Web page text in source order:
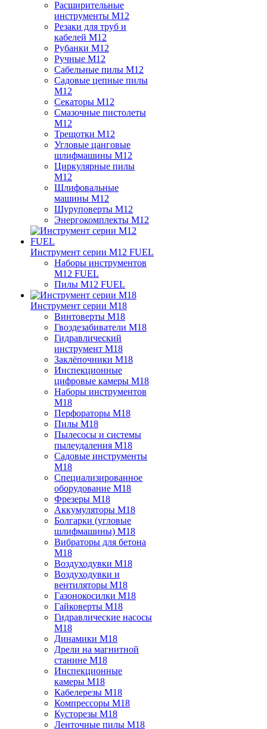
Расширительные
инструменты M12
Резаки для труб и
кабелей M12
Рубанки M12
Ручные M12
Сабельные пилы M12
Садовые цепные пилы
M12
Секаторы M12
Смазочные пистолеты
M12
Трещотки M12
Угловые цанговые
шлифмашины M12
Циркулярные пилы
M12
Шлифовальные
машины M12
Шуруповерты M12
Энергокомплекты M12
Инструмент серии M12 FUEL
Наборы инструментов
M12 FUEL
Пилы M12 FUEL
Инструмент серии M18
Винтоверты M18
Гвоздезабиватели M18
Гидравлический
инструмент M18
Заклёпочники M18
Инспекционные
цифровые камеры M18
Наборы инструментов
M18
Перфораторы M18
Пилы M18
Пылесосы и системы
пылеудаления M18
Садовые инструменты
M18
Специализированное
оборудование M18
Фрезеры M18
Аккумуляторы M18
Болгарки (угловые
шлифмашины) M18
Вибраторы для бетона
M18
Воздуходувки M18
Воздуходувки и
вентиляторы M18
Газонокосилки M18
Гайковерты M18
Гидравлические насосы
M18
Динамики M18
Дрели на магнитной
станине M18
Инспекционные
камеры M18
Кабелерезы M18
Компрессоры M18
Кусторезы M18
Ленточные пилы M18